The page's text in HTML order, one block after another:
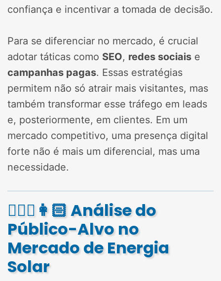
confiança e incentivar a tomada de decisão.
Para se diferenciar no mercado, é crucial
adotar táticas como SEO, redes sociais e
campanhas pagas. Essas estratégias
permitem não só atrair mais visitantes, mas
também transformar esse tráfego em leads
e, posteriormente, em clientes. Em um
mercado competitivo, uma presença digital
forte não é mais um diferencial, mas uma
necessidade.
🧔🏻‍♂️👩🏻 Análise do
Público-Alvo no
Mercado de Energia
Solar